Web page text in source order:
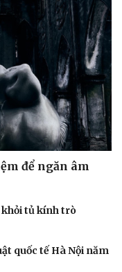
để ngăn âm
khỏi tủ kính trò
quốc tế Hà Nội năm